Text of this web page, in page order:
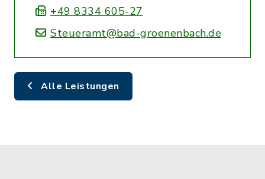
+49 8334 605-27
Steueramt@bad-groenenbach.de
Alle Leistungen